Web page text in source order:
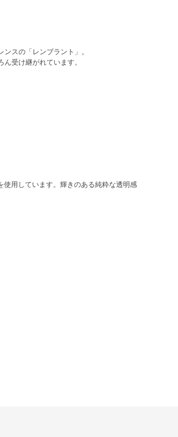
スの「レンブラント」。
受け継がれています。
用しています。輝きのある純粋な透明感